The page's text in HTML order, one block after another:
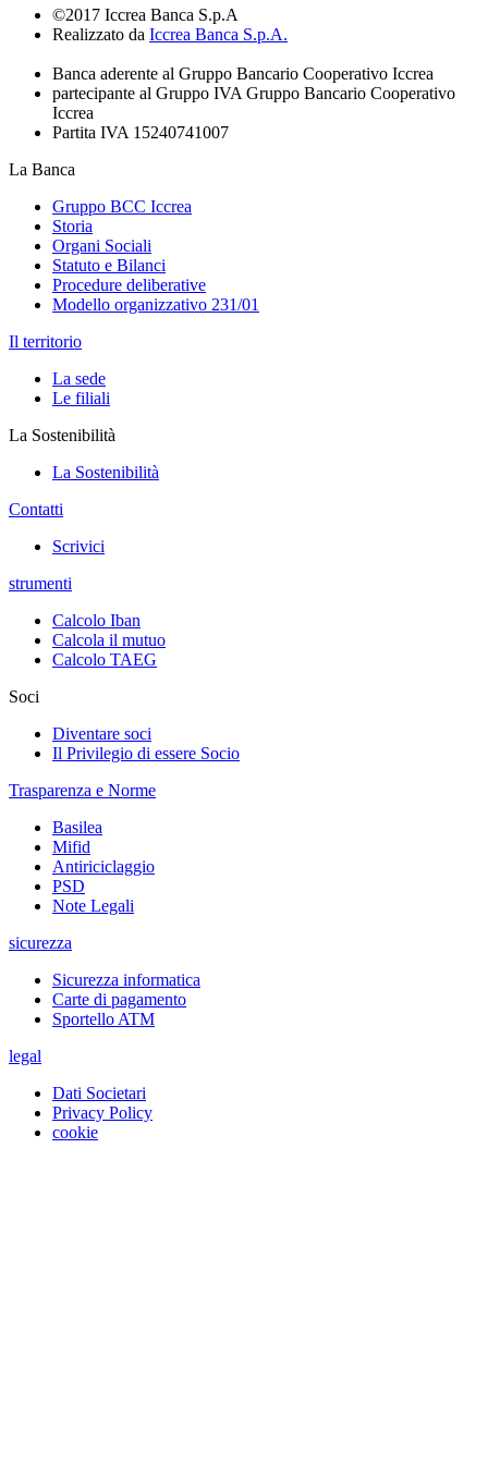
©2017 Iccrea Banca S.p.A
Realizzato da Iccrea Banca S.p.A.
Banca aderente al Gruppo Bancario Cooperativo Iccrea
partecipante al Gruppo IVA Gruppo Bancario Cooperativo
Iccrea
Partita IVA 15240741007
La Banca
Gruppo BCC Iccrea
Storia
Organi Sociali
Statuto e Bilanci
Procedure deliberative
Modello organizzativo 231/01
Il territorio
La sede
Le filiali
La Sostenibilità
La Sostenibilità
Contatti
Scrivici
strumenti
Calcolo Iban
Calcola il mutuo
Calcolo TAEG
Soci
Diventare soci
Il Privilegio di essere Socio
Trasparenza e Norme
Basilea
Mifid
Antiriciclaggio
PSD
Note Legali
sicurezza
Sicurezza informatica
Carte di pagamento
Sportello ATM
legal
Dati Societari
Privacy Policy
cookie